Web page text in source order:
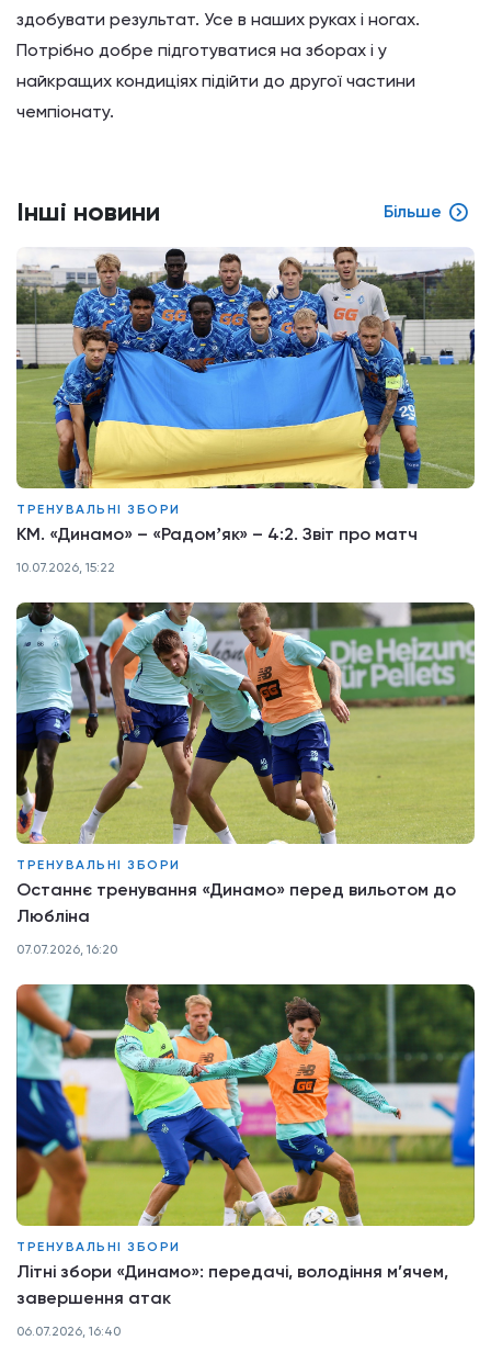
здобувати результат. Усе в наших руках і ногах.
Потрібно добре підготуватися на зборах і у
найкращих кондиціях підійти до другої частини
чемпіонату.
Інші новини Більше
ТРЕНУВАЛЬНІ ЗБОРИ
КМ. «Динамо» – «Радомʼяк» – 4:2. Звіт про матч
10.07.2026, 15:22
ТРЕНУВАЛЬНІ ЗБОРИ
Останнє тренування «Динамо» перед вильотом до
Любліна
07.07.2026, 16:20
ТРЕНУВАЛЬНІ ЗБОРИ
Літні збори «Динамо»: передачі, володіння м’ячем,
завершення атак
06.07.2026, 16:40